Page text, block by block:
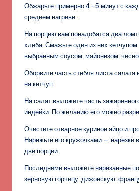
Обжарьте примерно 4-5 минут с
среднем нагреве.
На порцию вам понадобятся два
хлеба. Смажьте один из них
выбранным соусом: майонезом,
Оборвите часть стебля листа
на кетчуп.
На салат выложите часть
индейки. По желанию его можно
Очистите отварное куриное яйцо и
Нарежьте его кружочками — нарезки
две порции.
Последними выложите нарезанные
зерновую горчицу: дижонскую,